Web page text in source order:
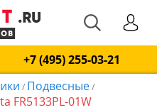
+7 (495) 255-03-21
/ Подвесные/
FR5133PL-01W